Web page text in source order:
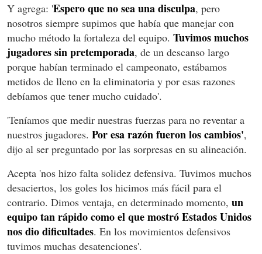
Y agrega: 'Espero que no sea una disculpa, pero
nosotros siempre supimos que había que manejar con
mucho método la fortaleza del equipo. Tuvimos muchos
jugadores sin pretemporada, de un descanso largo
porque habían terminado el campeonato, estábamos
metidos de lleno en la eliminatoria y por esas razones
debíamos que tener mucho cuidado'.
'Teníamos que medir nuestras fuerzas para no reventar a
nuestros jugadores. Por esa razón fueron los cambios',
dijo al ser preguntado por las sorpresas en su alineación.
Acepta 'nos hizo falta solidez defensiva. Tuvimos muchos
desaciertos, los goles los hicimos más fácil para el
contrario. Dimos ventaja, en determinado momento, un
equipo tan rápido como el que mostró Estados Unidos
nos dio dificultades. En los movimientos defensivos
tuvimos muchas desatenciones'.